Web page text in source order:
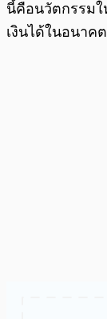
นี้คือนวัตกรรม
เงินได้ในอนาคต